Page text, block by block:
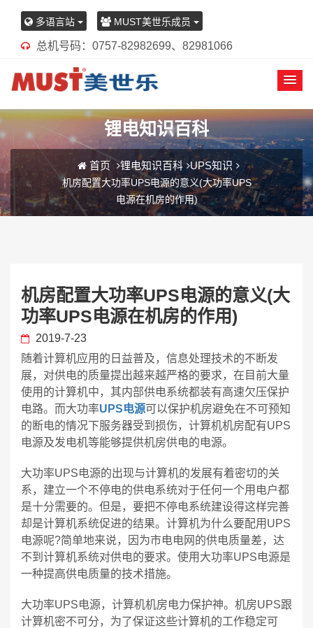
多语言站 MUST美世乐成员
总机号码：0757-82982699、82981066
锂电知识百科
首页 锂电知识百科 UPS知识
机房配置大功率UPS电源的意义(大功率UPS
电源在机房的作用)
机房配置大功率UPS电源的意义(大
功率UPS电源在机房的作用)
2019-7-23
随着计算机应用的日益普及，信息处理技术的不断发
展，对供电的质量提出越来越严格的要求，在目前大量
使用的计算机中，其内部供电系统都装有高速欠压保护
电路。而大功率UPS电源可以保护机房避免在不可预知
的断电的情况下服务器受到损伤，计算机机房配有UPS
电源及发电机等能够提供机房供电的电源。
大功率UPS电源的出现与计算机的发展有着密切的关
系，建立一个不停电的供电系统对于任何一个用电户都
是十分需要的。但是，要把不停电系统建设得这样完善
却是计算机系统促进的结果。计算机为什么要配用UPS
电源呢?简单地来说，因为市电电网的供电质量差，达
不到计算机系统对供电的要求。使用大功率UPS电源是
一种提高供电质量的技术措施。
大功率UPS电源，计算机机房电力保护神。机房UPS跟
计算机密不可分，为了保证这些计算机的工作稳定可